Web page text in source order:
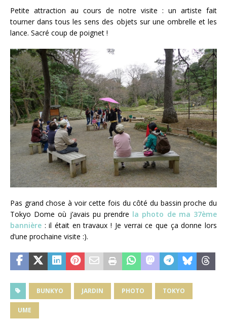
Petite attraction au cours de notre visite : un artiste fait
tourner dans tous les sens des objets sur une ombrelle et les
lance. Sacré coup de poignet !
Pas grand chose à voir cette fois du côté du bassin proche du
Tokyo Dome où j’avais pu prendre la photo de ma 37ème
bannière : il était en travaux ! Je verrai ce que ça donne lors
d’une prochaine visite :).
BUNKYO JARDIN PHOTO TOKYO
UME